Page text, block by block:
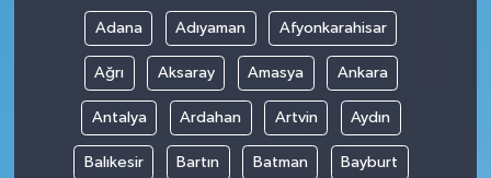
Adana Adıyaman Afyonkarahisar
Ağrı Aksaray Amasya Ankara
Antalya Ardahan Artvin Aydın
Balıkesir Bartın Batman Bayburt
POLİTİKA
SİYASET
SPOR